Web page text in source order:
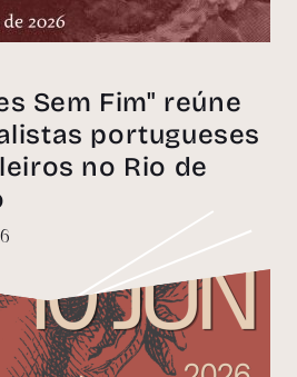
Sem Fim" reúne
portugueses
no Rio de